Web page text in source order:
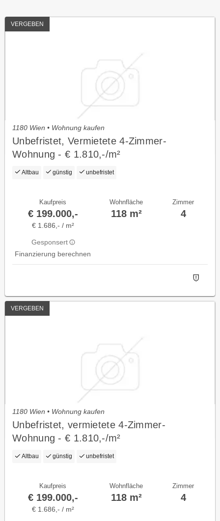
VERGEBEN
1180 Wien • Wohnung kaufen
Unbefristet, Vermietete 4-Zimmer-
Wohnung - € 1.810,-/m²
Altbau günstig unbefristet
Kaufpreis
€ 199.000,-
€ 1.686,- / m²
Gesponsert
Finanzierung berechnen
Wohnfläche
118 m²
Zimmer
4
VERGEBEN
1180 Wien • Wohnung kaufen
Unbefristet, vermietete 4-Zimmer-
Wohnung - € 1.810,-/m²
Altbau günstig unbefristet
Kaufpreis
€ 199.000,-
€ 1.686,- / m²
Wohnfläche
118 m²
Zimmer
4